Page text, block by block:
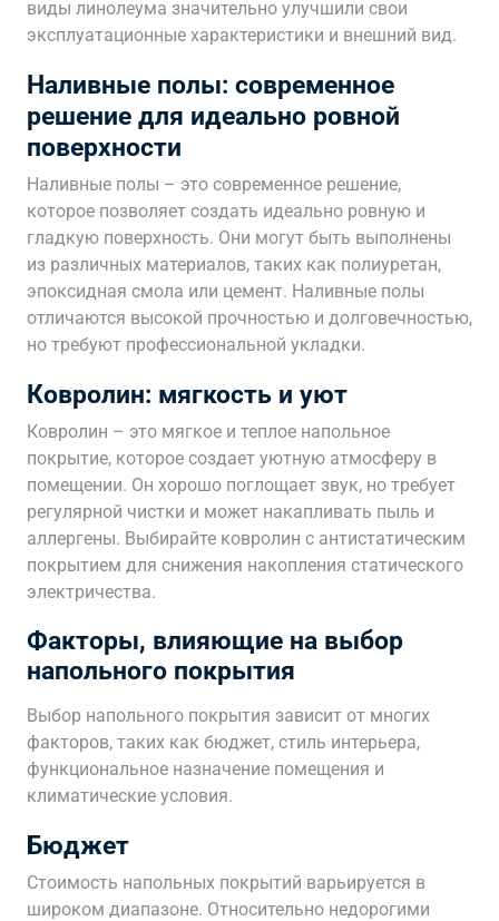
виды линолеума значительно улучшили свои
эксплуатационные характеристики и внешний вид.
Наливные полы: современное
решение для идеально ровной
поверхности
Наливные полы – это современное решение,
которое позволяет создать идеально ровную и
гладкую поверхность. Они могут быть выполнены
из различных материалов, таких как полиуретан,
эпоксидная смола или цемент. Наливные полы
отличаются высокой прочностью и долговечностью,
но требуют профессиональной укладки.
Ковролин: мягкость и уют
Ковролин – это мягкое и теплое напольное
покрытие, которое создает уютную атмосферу в
помещении. Он хорошо поглощает звук, но требует
регулярной чистки и может накапливать пыль и
аллергены. Выбирайте ковролин с антистатическим
покрытием для снижения накопления статического
электричества.
Факторы, влияющие на выбор
напольного покрытия
Выбор напольного покрытия зависит от многих
факторов, таких как бюджет, стиль интерьера,
функциональное назначение помещения и
климатические условия.
Бюджет
Стоимость напольных покрытий варьируется в
широком диапазоне. Относительно недорогими